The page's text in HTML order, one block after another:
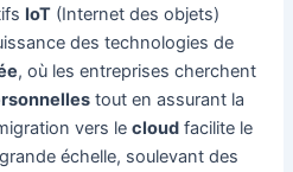
IoT (Internet des objets)
des technologies de
, où les entreprises cherchent
tout en assurant la
vers lecloud facilite le
échelle, soulevant des